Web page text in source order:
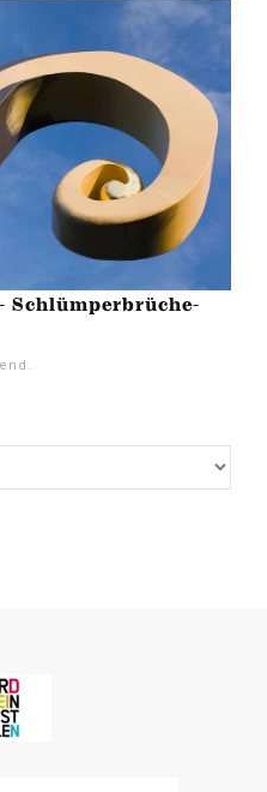
Schlümperbrüche-